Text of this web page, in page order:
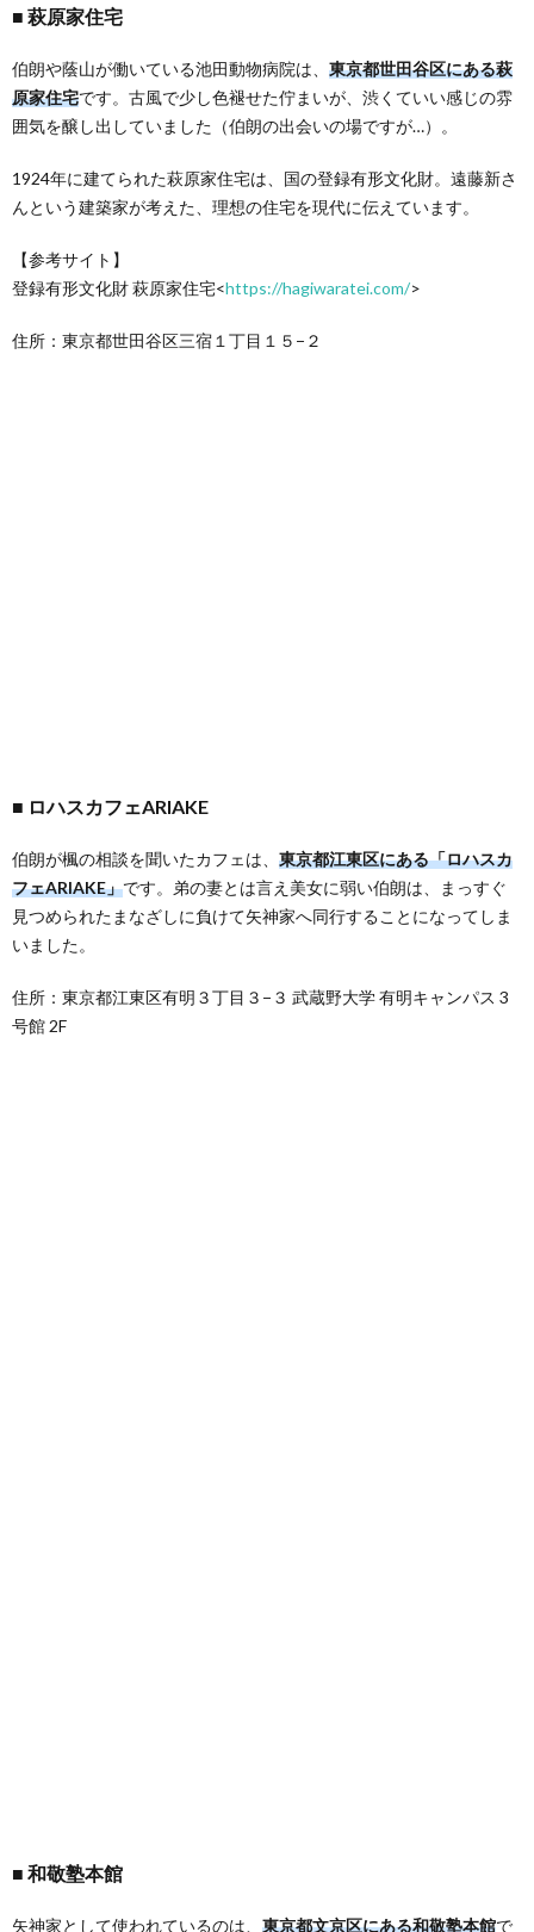
萩原家住宅
伯朗や蔭山が働いている池田動物病院は、 東京都世田谷区にある萩
原家住宅です。古風で少し色褪せた佇まいが、渋くていい感じの雰
囲気を醸し出していました（伯朗の出会いの場ですが…）。
1924年に建てられた萩原家住宅は、国の登録有形文化財。遠藤新さ
んという建築家が考えた、理想の住宅を現代に伝えています。
【参考サイト】
登録有形文化財 萩原家住宅<https://hagiwaratei.com/>
住所：東京都世田谷区三宿１丁目１５−２
ロハスカフェARIAKE
伯朗が楓の相談を聞いたカフェは、 東京都江東区にある「ロハスカ
フェARIAKE」です。弟の妻とは言え美女に弱い伯朗は、まっすぐ
見つめられたまなざしに負けて矢神家へ同行することになってしま
いました。
住所：東京都江東区有明３丁目３−３ 武蔵野大学 有明キャンパス 3
号館 2F
和敬塾本館
矢神家として使われているのは、 東京都文京区にある和敬塾本館で